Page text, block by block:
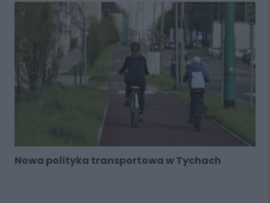
Nowa polityka transportowa w Tychach